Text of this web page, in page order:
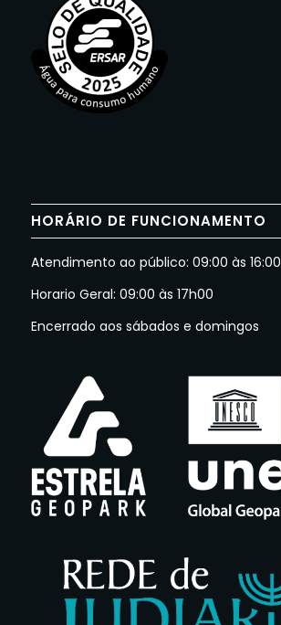
HORÁRIO DE FUNCIONAMENTO
Atendimento ao público: 09:00 às 16:00
Horario Geral: 09:00 às 17h00
Encerrado aos sábados e domingos